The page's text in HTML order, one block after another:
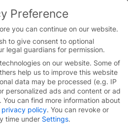
on the Chinese website.
version.
Preference
you can continue on our website.
to give consent to optional
legal guardians for permission.
on our website. Some of
help us to improve this website
data may be processed (e.g. IP
personalized ads and content or ad
You can find more information about
privacy policy. You can revoke or
time under Settings.